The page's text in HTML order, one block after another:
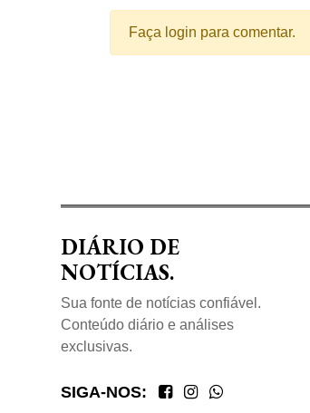
Faça login para comentar.
DIÁRIO DE
NOTÍCIAS.
Sua fonte de notícias confiável.
Conteúdo diário e análises
exclusivas.
SIGA-NOS: